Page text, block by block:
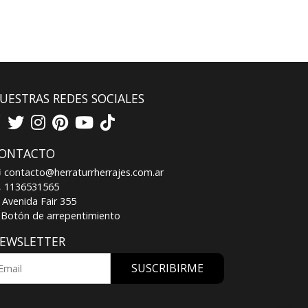
REDES SOCIALES
contacto@herraturrherrajes.com.ar
1136531565
Avenida Fair 355
Botón de arrepentimiento
SUSCRIBIRME